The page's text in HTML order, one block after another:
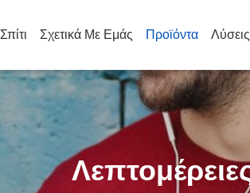
Σπίτι Σχετικά Με Εμάς Προϊόντα Λύσεις